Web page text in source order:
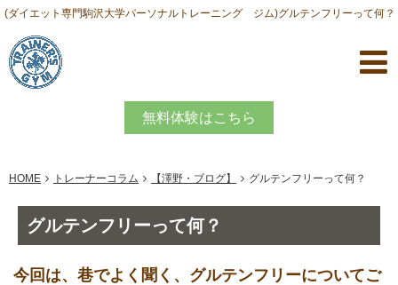
(ダイエット専門駒沢大学パーソナルトレーニング ジム)グルテンフリーって何？
無料体験はこちら
HOME トレーナーコラム 【澤野・ブログ】 グルテンフリーって何？
グルテンフリーって何？
今回は、巷でよく聞く、グルテンフリーについてご